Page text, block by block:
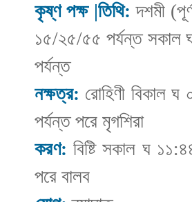
কৃষ্ণ পক্ষ |তিথি: দশমী
১৫/২৫/৫৫ পর্যন্ত
পর্যন্ত
নক্ষত্র: রোহিণী বিকাল
পর্যন্ত পরে মৃগশিরা
করণ: বিষ্টি সকাল ঘ
পরে বালব